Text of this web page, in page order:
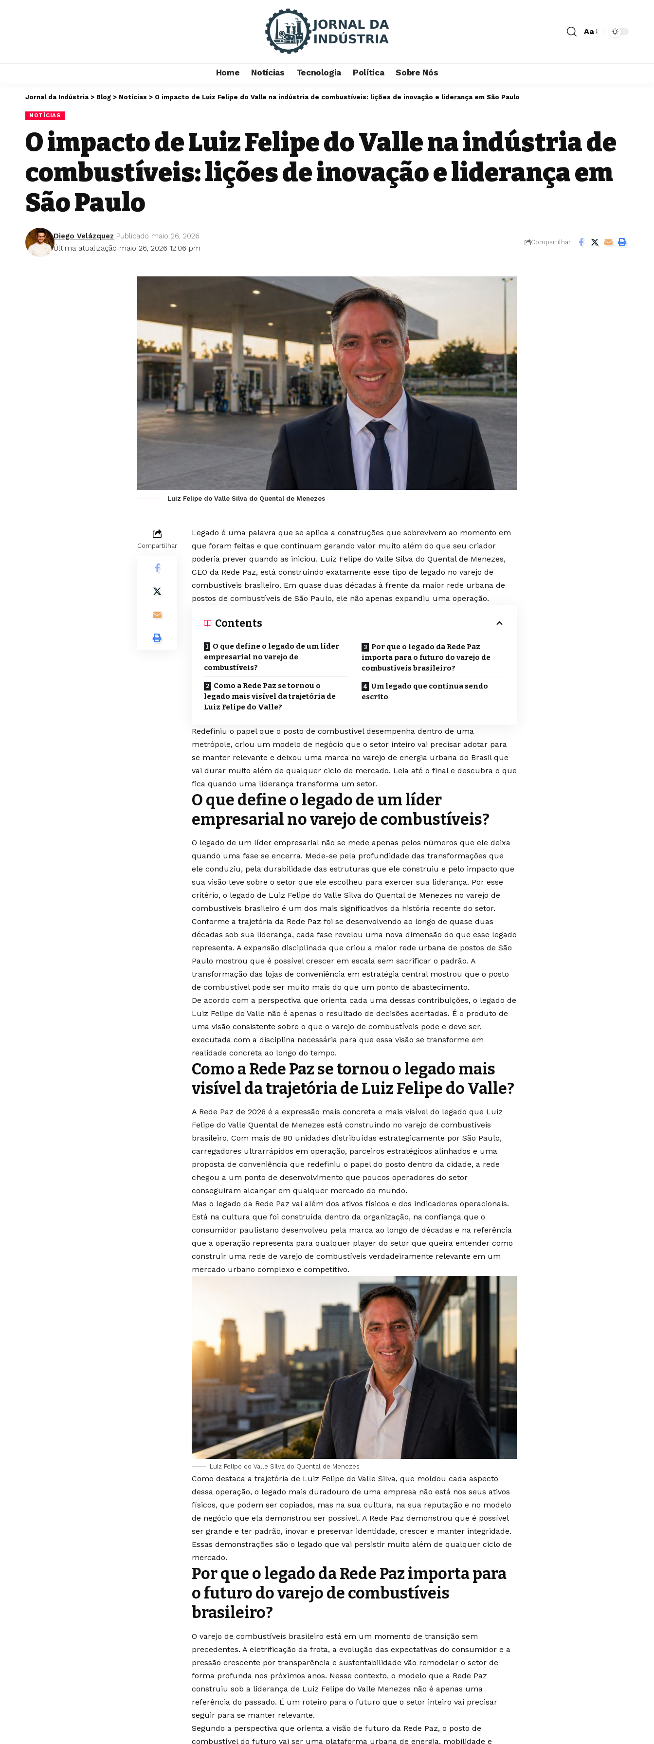
Aa
Home Notícias Tecnologia Política Sobre Nós
Jornal da Indústria > Blog > Notícias > O impacto de Luiz Felipe do Valle na indústria de combustíveis: lições de inovação e liderança em São Paulo
NOTÍCIAS
O impacto de Luiz Felipe do Valle na indústria de
combustíveis: lições de inovação e liderança em
São Paulo
Última atualização maio 26, 2026 12:06 pm
Diego Velázquez Publicado maio 26, 2026
Compartilhar
Luiz Felipe do Valle Silva do Quental de Menezes
Compartilhar
Legado é uma palavra que se aplica a construções que sobrevivem ao momento em
que foram feitas e que continuam gerando valor muito além do que seu criador
poderia prever quando as iniciou. Luiz Felipe do Valle Silva do Quental de Menezes,
CEO da Rede Paz, está construindo exatamente esse tipo de legado no varejo de
combustíveis brasileiro. Em quase duas décadas à frente da maior rede urbana de
postos de combustíveis de São Paulo, ele não apenas expandiu uma operação.
Contents
O que define o legado de um líder
empresarial no varejo de
combustíveis?
Como a Rede Paz se tornou o
legado mais visível da trajetória de
Luiz Felipe do Valle?
Por que o legado da Rede Paz
importa para o futuro do varejo de
combustíveis brasileiro?
Um legado que continua sendo
escrito
Redefiniu o papel que o posto de combustível desempenha dentro de uma
metrópole, criou um modelo de negócio que o setor inteiro vai precisar adotar para
se manter relevante e deixou uma marca no varejo de energia urbana do Brasil que
vai durar muito além de qualquer ciclo de mercado. Leia até o final e descubra o que
fica quando uma liderança transforma um setor.
O que define o legado de um líder
empresarial no varejo de combustíveis?
O legado de um líder empresarial não se mede apenas pelos números que ele deixa
quando uma fase se encerra. Mede-se pela profundidade das transformações que
ele conduziu, pela durabilidade das estruturas que ele construiu e pelo impacto que
sua visão teve sobre o setor que ele escolheu para exercer sua liderança. Por esse
critério, o legado de Luiz Felipe do Valle Silva do Quental de Menezes no varejo de
combustíveis brasileiro é um dos mais significativos da história recente do setor.
Conforme a trajetória da Rede Paz foi se desenvolvendo ao longo de quase duas
décadas sob sua liderança, cada fase revelou uma nova dimensão do que esse legado
representa. A expansão disciplinada que criou a maior rede urbana de postos de São
Paulo mostrou que é possível crescer em escala sem sacrificar o padrão. A
transformação das lojas de conveniência em estratégia central mostrou que o posto
de combustível pode ser muito mais do que um ponto de abastecimento.
De acordo com a perspectiva que orienta cada uma dessas contribuições, o legado de
Luiz Felipe do Valle não é apenas o resultado de decisões acertadas. É o produto de
uma visão consistente sobre o que o varejo de combustíveis pode e deve ser,
executada com a disciplina necessária para que essa visão se transforme em
realidade concreta ao longo do tempo.
Como a Rede Paz se tornou o legado mais
visível da trajetória de Luiz Felipe do Valle?
A Rede Paz de 2026 é a expressão mais concreta e mais visível do legado que Luiz
Felipe do Valle Quental de Menezes está construindo no varejo de combustíveis
brasileiro. Com mais de 80 unidades distribuídas estrategicamente por São Paulo,
carregadores ultrarrápidos em operação, parceiros estratégicos alinhados e uma
proposta de conveniência que redefiniu o papel do posto dentro da cidade, a rede
chegou a um ponto de desenvolvimento que poucos operadores do setor
conseguiram alcançar em qualquer mercado do mundo.
Mas o legado da Rede Paz vai além dos ativos físicos e dos indicadores operacionais.
Está na cultura que foi construída dentro da organização, na confiança que o
consumidor paulistano desenvolveu pela marca ao longo de décadas e na referência
que a operação representa para qualquer player do setor que queira entender como
construir uma rede de varejo de combustíveis verdadeiramente relevante em um
mercado urbano complexo e competitivo.
Luiz Felipe do Valle Silva do Quental de Menezes
Como destaca a trajetória de Luiz Felipe do Valle Silva, que moldou cada aspecto
dessa operação, o legado mais duradouro de uma empresa não está nos seus ativos
físicos, que podem ser copiados, mas na sua cultura, na sua reputação e no modelo
de negócio que ela demonstrou ser possível. A Rede Paz demonstrou que é possível
ser grande e ter padrão, inovar e preservar identidade, crescer e manter integridade.
Essas demonstrações são o legado que vai persistir muito além de qualquer ciclo de
mercado.
Por que o legado da Rede Paz importa para
o futuro do varejo de combustíveis
brasileiro?
O varejo de combustíveis brasileiro está em um momento de transição sem
precedentes. A eletrificação da frota, a evolução das expectativas do consumidor e a
pressão crescente por transparência e sustentabilidade vão remodelar o setor de
forma profunda nos próximos anos. Nesse contexto, o modelo que a Rede Paz
construiu sob a liderança de Luiz Felipe do Valle Menezes não é apenas uma
referência do passado. É um roteiro para o futuro que o setor inteiro vai precisar
seguir para se manter relevante.
Segundo a perspectiva que orienta a visão de futuro da Rede Paz, o posto de
combustível do futuro vai ser uma plataforma urbana de energia, mobilidade e